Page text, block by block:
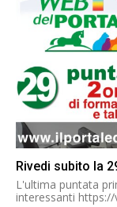
Rivedi subito la
L'ultima puntata